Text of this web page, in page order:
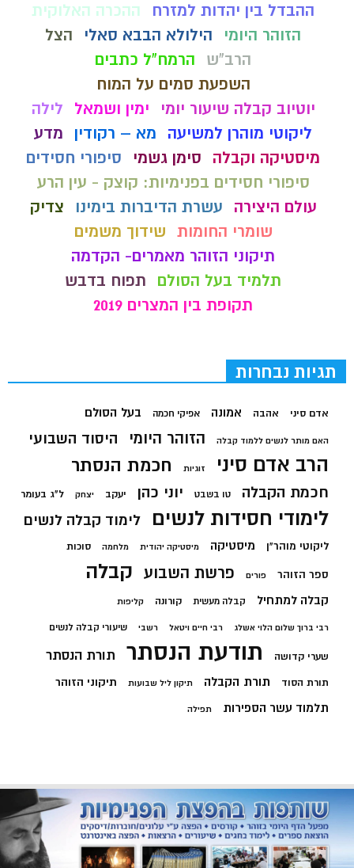
ההבדל בין יהדות למזרח
ההכרה האלוקית
הזוהר היומי
הילולא הבבא סאלי
הצל
הרב"ש
הרמח"ל כתבים
השפעת סמים על המוח
יוטיוב קבלה שיעור יומי
ימין ושמאל
לילה
ליקוטי מוהרן למשיעה
מא – רקודין
מדע
מיסטיקה וקבלה
סימן גשמי
סיפורי חסידים
סיפורי חסידים בפנימיות: קוצק - עין הרע
עולם היצירה
עשרת הדיברות בימינו
צדיק
שומרי החומות שידוך משמים
תיקוני הזוהר מאמרים- הקדמה
תלמיד בעל הסולם
תפוח בדבש
תקופת בין המצרים 2019
תגיות נבחרות
אדם סיני אהבה אמונה אפיקי חכמה בעל הסולם
האם מותר לנשים ללמוד קבלה הזוהר היומי היסוד השבועי
הרב אדם סיני זוגיות חכמת הנסתר
חכמת הקבלה טו בשבט יוני כהן יעקב יצחק ל"ג בעומר
לימודי חסידות לנשים לימוד קבלה לנשים
ליקוטי מוהר"ן מיסטיקה מיסטיקה יהודית מלחמה סוכות
ספר הזוהר פורים פרשת השבוע קבלה
קבלה למתחיל קבלה מעשית קורונה קליפות
רבי ברוך שלום הלוי אשלג רבי חיים ויטאל רשבי שיעורי קבלה לנשים
שערי קדושה תודעת הנסתר תורת הנסתר
תורת הסוד תורת הקבלה תיקון ליל שבועות תיקוני הזוהר
תלמוד עשר הספירות תפילה